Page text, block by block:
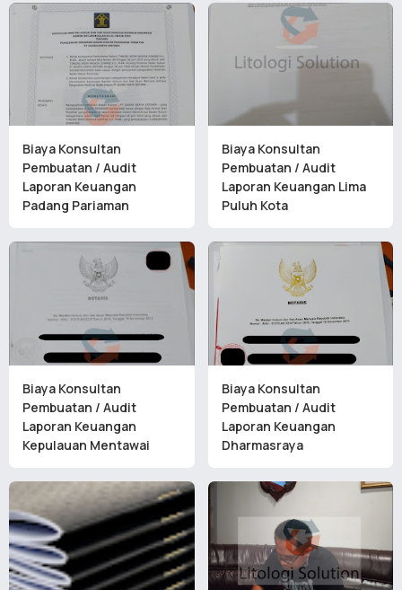
Biaya Konsultan
Pembuatan / Audit
Laporan Keuangan
Padang Pariaman
Biaya Konsultan
Pembuatan / Audit
Laporan Keuangan Lima
Puluh Kota
Biaya Konsultan
Pembuatan / Audit
Laporan Keuangan
Kepulauan Mentawai
Biaya Konsultan
Pembuatan / Audit
Laporan Keuangan
Dharmasraya